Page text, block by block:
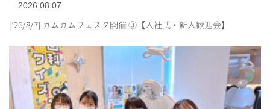
2026.08.07
[’26/8/7] カムカムフェスタ開催 ③【入社式・新人歓迎会】